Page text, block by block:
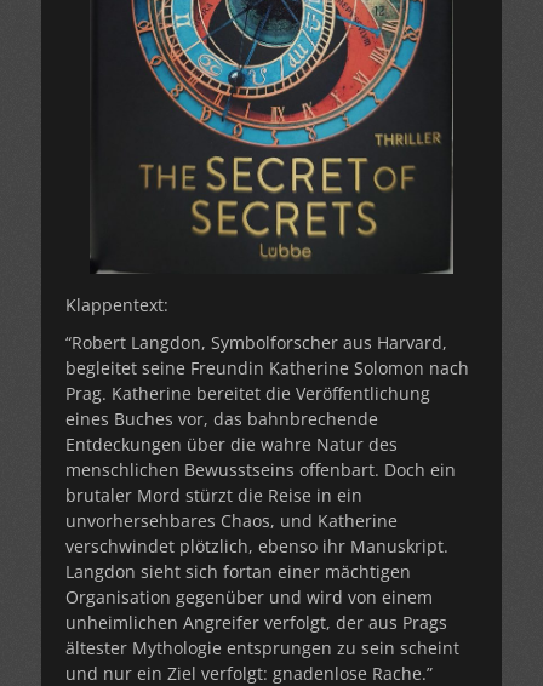
Klappentext:
“Robert Langdon, Symbolforscher aus Harvard,
begleitet seine Freundin Katherine Solomon nach
Prag. Katherine bereitet die Veröffentlichung
eines Buches vor, das bahnbrechende
Entdeckungen über die wahre Natur des
menschlichen Bewusstseins offenbart. Doch ein
brutaler Mord stürzt die Reise in ein
unvorhersehbares Chaos, und Katherine
verschwindet plötzlich, ebenso ihr Manuskript.
Langdon sieht sich fortan einer mächtigen
Organisation gegenüber und wird von einem
unheimlichen Angreifer verfolgt, der aus Prags
ältester Mythologie entsprungen zu sein scheint
und nur ein Ziel verfolgt: gnadenlose Rache.”